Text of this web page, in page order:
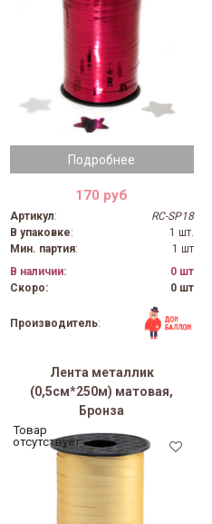
Подробнее
170 руб
Артикул:
RC-SP18
В упаковке:
1 шт.
Мин. партия:
1 шт
В наличии:
0 шт
Скоро:
0 шт
Производитель:
Лента металлик
(0,5см*250м) матовая,
Бронза
Товар
отсутствует